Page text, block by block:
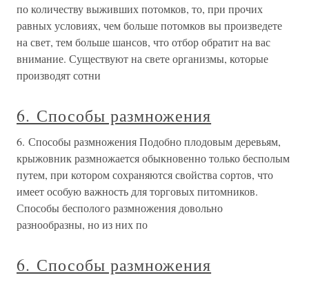
по количеству выживших потомков, то, при прочих
равных условиях, чем больше потомков вы произведете
на свет, тем больше шансов, что отбор обратит на вас
внимание. Существуют на свете организмы, которые
производят сотни
6. Способы размножения
6. Способы размножения Подобно плодовым деревьям,
крыжовник размножается обыкновенно только бесполым
путем, при котором сохраняются свойства сортов, что
имеет особую важность для торговых питомников.
Способы бесполого размножения довольно
разнообразны, но из них по
6. Способы размножения